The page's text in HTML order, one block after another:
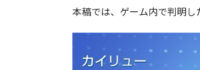
本稿では、ゲーム内で判明し